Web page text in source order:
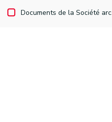
Documents de la Société archéologique de Namur